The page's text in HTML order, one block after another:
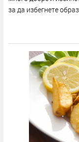
за да избегнете